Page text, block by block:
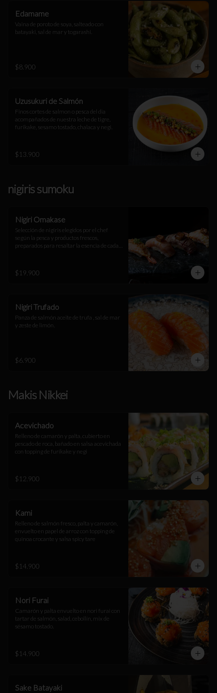
Edamame
Vaina de poroto de soya, salteado con
batayaki, sal de mar y togarashi.
$8.900
Uzusukuri de Salmón
Finos cortes de salmon o pesca del dia
acompañados de nuestra leche de tigre,
furikake, sesamo tostado, chalaca y negi.
$13.900
nigiris sumoku
Nigiri Omakase
Selección de nigiris elegidos por el chef
según la pesca y productos frescos,
preparados para resaltar la esencia de cada
$19.900
Nigiri Trufado
Panza de salmón aceite de trufa , sal de mar
y zeste de limón.
$6.900
Makis Nikkei
Acevichado
Relleno de camarón y palta, cubierto en
pescado de roca, bañado en salsa acevichada
con topping de furikake y negi
$12.900
Kami
Relleno de salmón fresco, palta y camarón,
envuelto en papel de arroz con topping de
quinoa crocante y salsa spicy tare
$14.900
Nori Furai
Camarón y palta envuelto en nori furai con
tartar de salmón, salad, cebollín, mix de
sésamo tostado.
$14.900
Sake Batayaki